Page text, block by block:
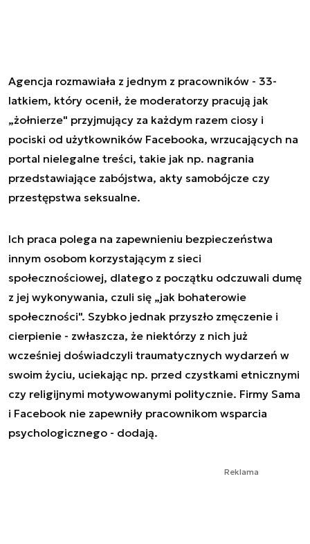
Agencja rozmawiała z jednym z pracowników - 33-
latkiem, który ocenił, że moderatorzy pracują jak
„żołnierze" przyjmujący za każdym razem ciosy i
pociski od użytkowników Facebooka, wrzucających na
portal nielegalne treści, takie jak np. nagrania
przedstawiające zabójstwa, akty samobójcze czy
przestępstwa seksualne.
Ich praca polega na zapewnieniu bezpieczeństwa
innym osobom korzystającym z sieci
społecznościowej, dlatego z początku odczuwali dumę
z jej wykonywania, czuli się „jak bohaterowie
społeczności". Szybko jednak przyszło zmęczenie i
cierpienie - zwłaszcza, że niektórzy z nich już
wcześniej doświadczyli traumatycznych wydarzeń w
swoim życiu, uciekając np. przed czystkami etnicznymi
czy religijnymi motywowanymi politycznie. Firmy Sama
i Facebook nie zapewniły pracownikom wsparcia
psychologicznego - dodają.
Reklama